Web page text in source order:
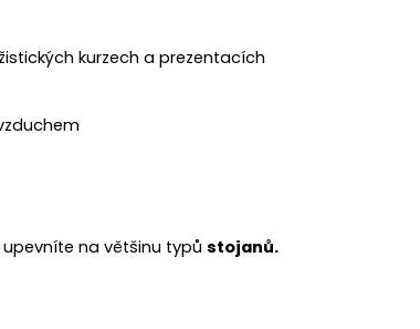
kurzech a prezentacích
na většinu typů stojanů.